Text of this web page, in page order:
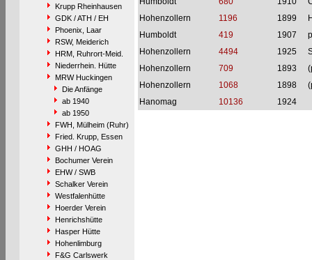
Krupp Rheinhausen
GDK / ATH / EH
Phoenix, Laar
RSW, Meiderich
HRM, Ruhrort-Meid.
Niederrhein. Hütte
MRW Huckingen
Die Anfänge
ab 1940
ab 1950
FWH, Mülheim (Ruhr)
Fried. Krupp, Essen
GHH / HOAG
Bochumer Verein
EHW / SWB
Schalker Verein
Westfalenhütte
Hoerder Verein
Henrichshütte
Hasper Hütte
Hohenlimburg
F&G Carlswerk
Hohenzollern
1196 1899
Humboldt
419 1907
Hohenzollern
4494 1925
Hohenzollern
709 1893
Hohenzollern
1068 1898
Hanomag
10136 1924